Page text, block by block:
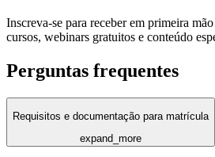
Inscreva-se para receber em primeira
cursos, webinars gratuitos e conteúdo
Perguntas frequentes
Requisitos e documentação para matrícula
expand_more